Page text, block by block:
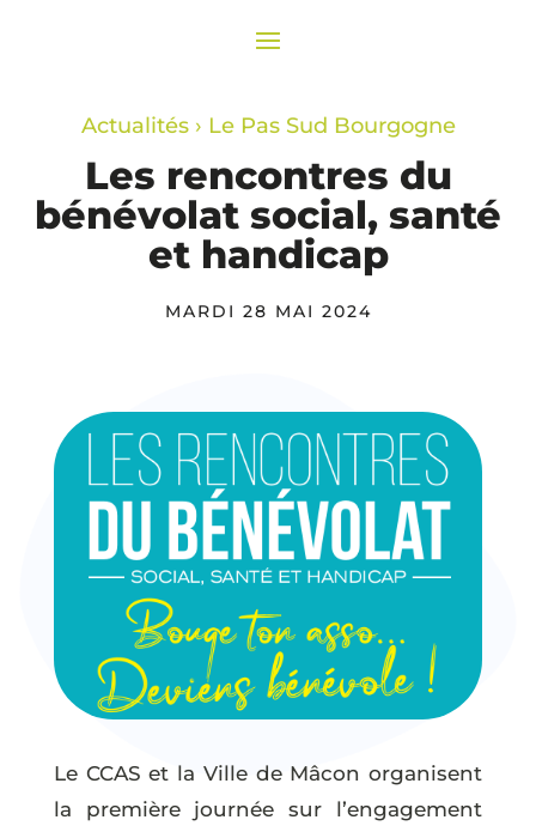
Actualités› Le Pas Sud Bourgogne
Les rencontres du
bénévolat social, santé
et handicap
MARDI 28 MAI 2024
Le CCAS et la Ville de Mâcon organisent
la première journée sur l’engagement